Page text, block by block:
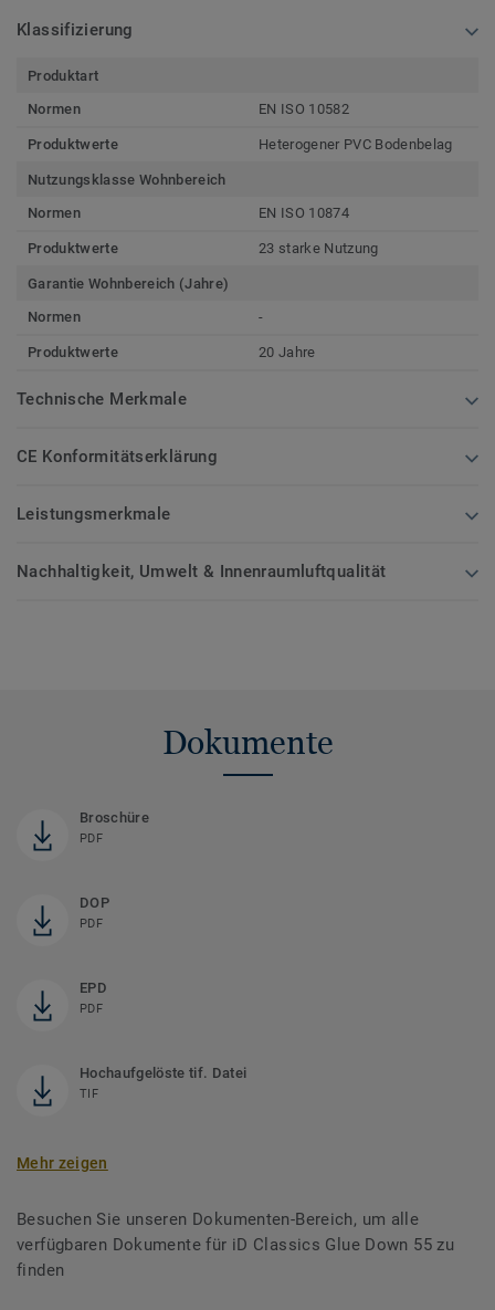
Klassifizierung
Produktart
Normen
EN ISO 10582
Produktwerte Heterogener PVC Bodenbelag
Nutzungsklasse Wohnbereich
Normen
EN ISO 10874
Produktwerte 23 starke Nutzung
Garantie Wohnbereich (Jahre)
Normen
-
Produktwerte 20 Jahre
Technische Merkmale
CE Konformitätserklärung
Leistungsmerkmale
Nachhaltigkeit, Umwelt & Innenraumluftqualität
Dokumente
Broschüre
PDF
DOP
PDF
EPD
PDF
Hochaufgelöste tif. Datei
TIF
Mehr zeigen
Besuchen Sie unseren Dokumenten-Bereich, um alle
verfügbaren Dokumente für iD Classics Glue Down 55 zu
finden